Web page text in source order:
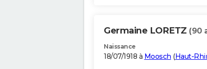
Germaine LORETZ (90
Naissance
18/07/1918 à Moosch (Haut-